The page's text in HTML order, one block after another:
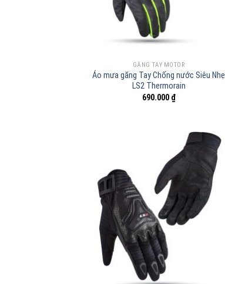
GĂNG TAY MOTOR
Áo mưa găng Tay Chống nước Siêu Nhẹ
LS2 Thermorain
690.000 ₫